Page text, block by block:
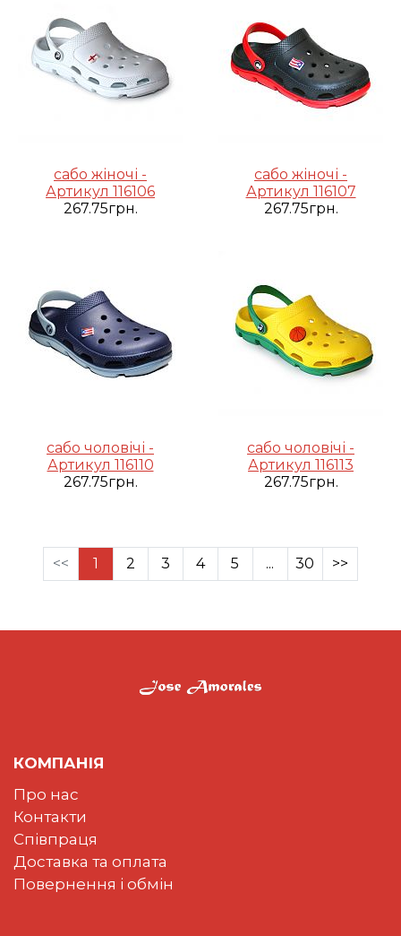
сабо жіночі -
Артикул 116106
267.75грн.
сабо жіночі -
Артикул 116107
267.75грн.
сабо чоловічі -
Артикул 116110
267.75грн.
сабо чоловічі -
Артикул 116113
267.75грн.
<< 1 2 3 4 5 ... 30 >>
КОМПАНІЯ
Про нас
Контакти
Співпраця
Доставка та оплата
Повернення і обмін